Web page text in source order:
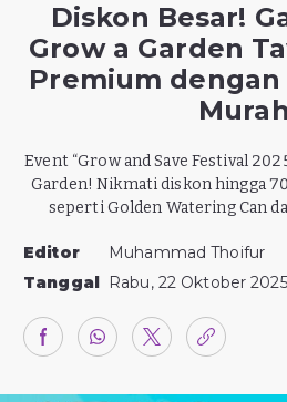
Diskon Besar!
Grow a Garden
Premium dengan
Event “Grow and Save Festival
Garden! Nikmati diskon hingga
seperti Golden Watering Can
Editor
Muhammad Thoifur
Tanggal Rabu, 22 Oktober